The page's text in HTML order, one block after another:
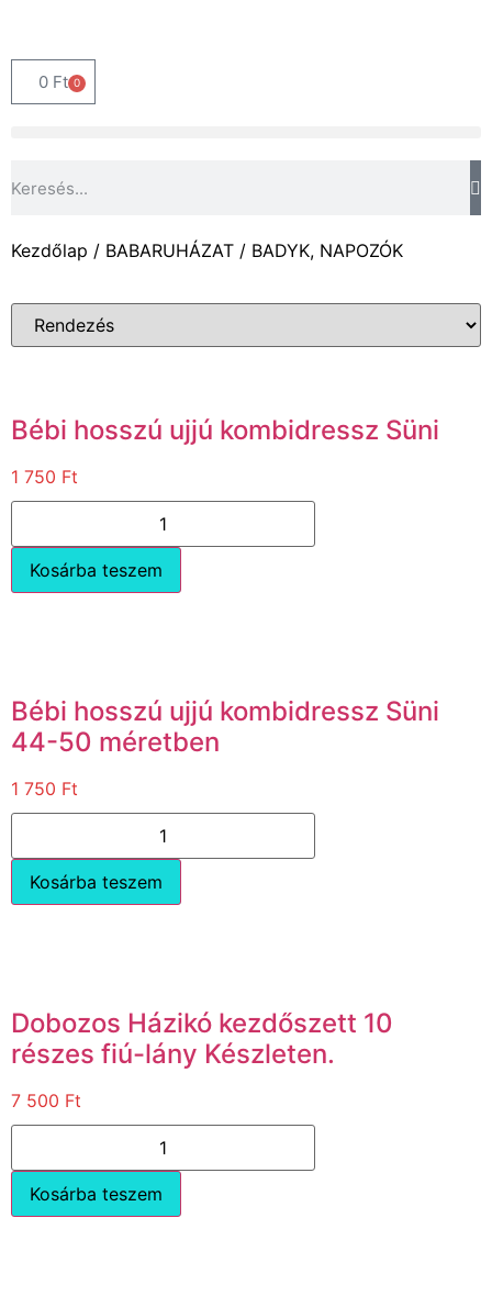
0 Ft 0
Kezdőlap / BABARUHÁZAT / BADYK, NAPOZÓK
Bébi hosszú ujjú kombidressz Süni
1 750 Ft
Kosárba teszem
Bébi hosszú ujjú kombidressz Süni
44-50 méretben
1 750 Ft
Kosárba teszem
Dobozos Házikó kezdőszett 10
részes fiú-lány Készleten.
7 500 Ft
Kosárba teszem